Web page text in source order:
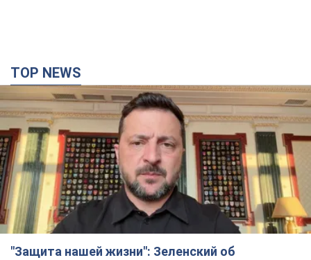
TOP NEWS
"Защита нашей жизни": Зеленский об